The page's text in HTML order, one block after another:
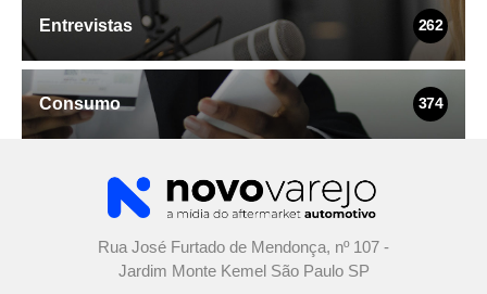
Entrevistas 262
Consumo 374
Rua José Furtado de Mendonça, nº 107 -
Jardim Monte Kemel São Paulo SP